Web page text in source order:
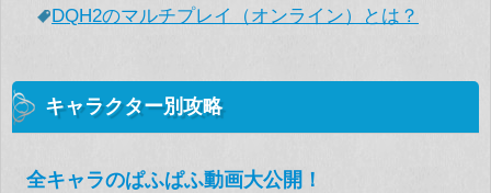
DQH2のマルチプレイ（オンライン）とは？
キャラクター別攻略
全キャラのぱふぱふ動画大公開！